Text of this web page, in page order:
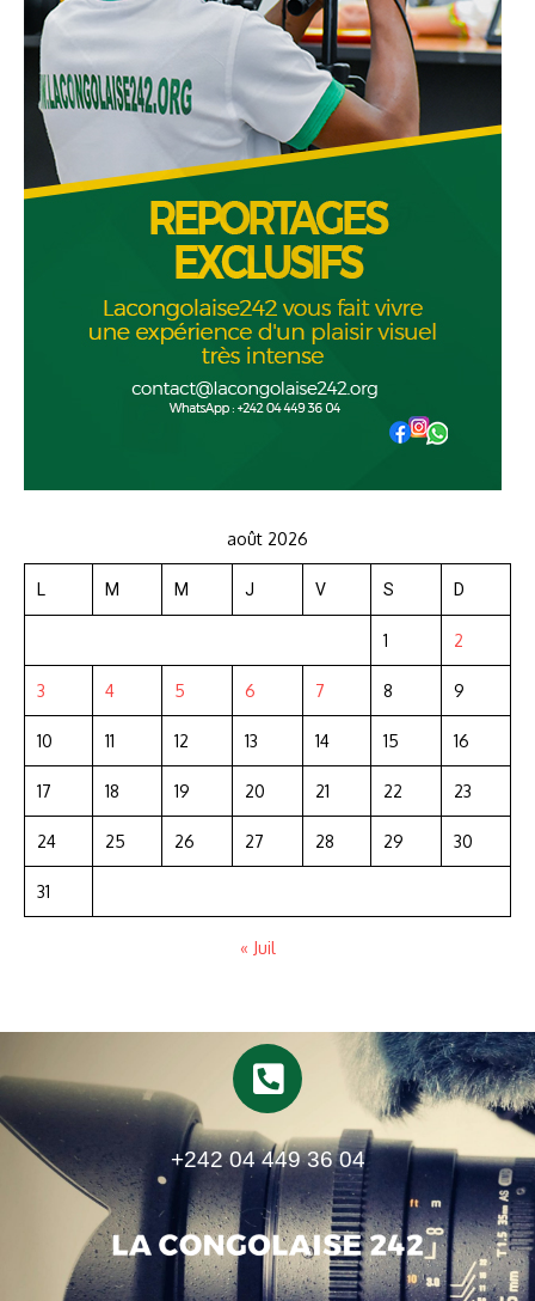
août 2026
L M M J V S D
1 2
3 4 5 6 7 8 9
10 11 12 13 14 15 16
17 18 19 20 21 22 23
24 25 26 27 28 29 30
31
« Juil
+242 04 449 36 04